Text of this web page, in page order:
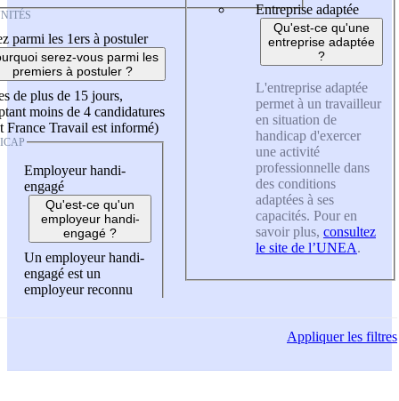
parmi les 1ers à postuler
serez-vous parmi les
premiers à postuler ?
de plus de 15 jours,
moins de 4 candidatures
France Travail est informé)
Employeur handi-
engagé
Qu'est-ce qu'un
employeur handi-
engagé ?
Un employeur handi-
engagé est un
employeur reconnu
Entreprise adaptée
Qu'est-ce qu'une
entreprise adaptée
?
L'entreprise adaptée
permet à un travailleur
en situation de
handicap d'exercer
une activité
professionnelle dans
des conditions
adaptées à ses
capacités. Pour en
savoir plus, consultez
le site de l’UNEA.
Appliquerles filtres